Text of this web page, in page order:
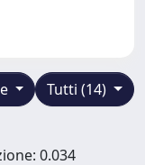
Tutti (14)
0.034